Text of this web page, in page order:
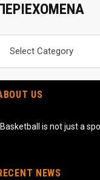
Select Category
US
is not just a
NEWS